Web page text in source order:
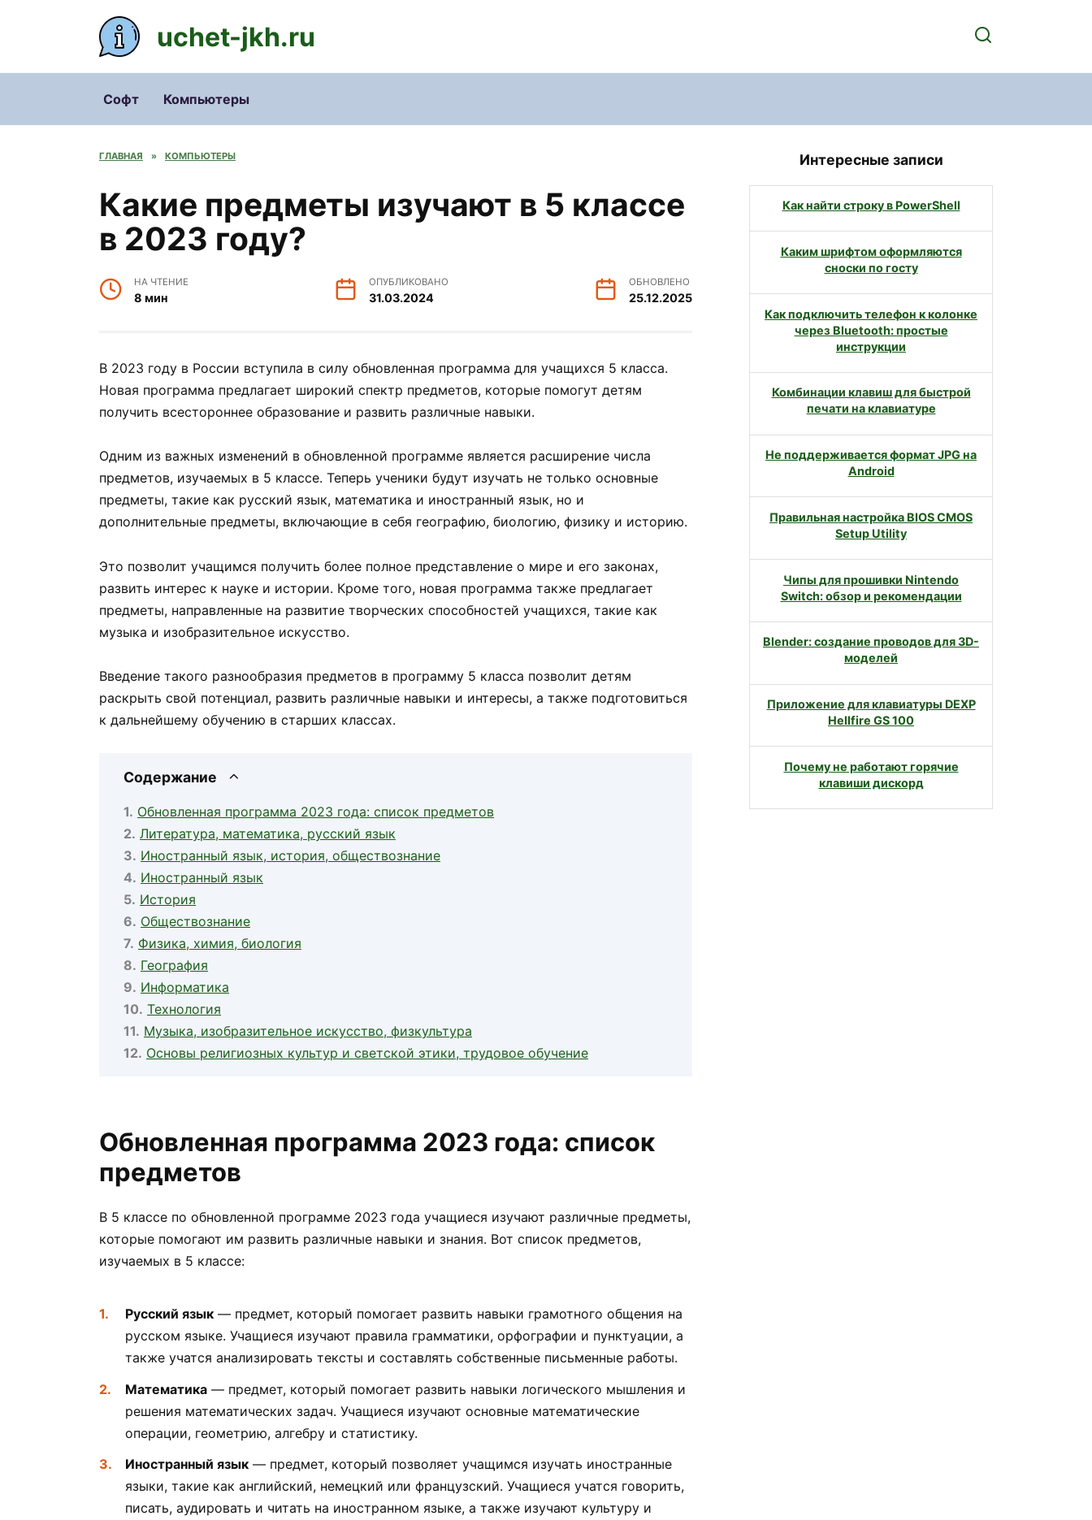
uchet-jkh.ru
Софт Компьютеры
ГЛАВНАЯ » КОМПЬЮТЕРЫ
Какие предметы изучают в 5 классе
в 2023 году?
НА ЧТЕНИЕ
8 мин
ОПУБЛИКОВАНО
31.03.2024
ОБНОВЛЕНО
25.12.2025
В 2023 году в России вступила в силу обновленная программа для учащихся 5 класса.
Новая программа предлагает широкий спектр предметов, которые помогут детям
получить всестороннее образование и развить различные навыки.
Одним из важных изменений в обновленной программе является расширение числа
предметов, изучаемых в 5 классе. Теперь ученики будут изучать не только основные
предметы, такие как русский язык, математика и иностранный язык, но и
дополнительные предметы, включающие в себя географию, биологию, физику и историю.
Это позволит учащимся получить более полное представление о мире и его законах,
развить интерес к науке и истории. Кроме того, новая программа также предлагает
предметы, направленные на развитие творческих способностей учащихся, такие как
музыка и изобразительное искусство.
Введение такого разнообразия предметов в программу 5 класса позволит детям
раскрыть свой потенциал, развить различные навыки и интересы, а также подготовиться
к дальнейшему обучению в старших классах.
Содержание
Обновленная программа 2023 года: список предметов
Литература, математика, русский язык
Иностранный язык, история, обществознание
Иностранный язык
История
Обществознание
Физика, химия, биология
География
Информатика
Технология
Музыка, изобразительное искусство, физкультура
Основы религиозных культур и светской этики, трудовое обучение
Обновленная программа 2023 года: список
предметов
В 5 классе по обновленной программе 2023 года учащиеся изучают различные предметы,
которые помогают им развить различные навыки и знания. Вот список предметов,
изучаемых в 5 классе:
Русский язык — предмет, который помогает развить навыки грамотного общения на
русском языке. Учащиеся изучают правила грамматики, орфографии и пунктуации, а
также учатся анализировать тексты и составлять собственные письменные работы.
Математика — предмет, который помогает развить навыки логического мышления и
решения математических задач. Учащиеся изучают основные математические
операции, геометрию, алгебру и статистику.
Иностранный язык — предмет, который позволяет учащимся изучать иностранные
языки, такие как английский, немецкий или французский. Учащиеся учатся говорить,
писать, аудировать и читать на иностранном языке, а также изучают культуру и
Интересные записи
Как найти строку в PowerShell
Каким шрифтом оформляются
сноски по госту
Как подключить телефон к колонке
через Bluetooth: простые
инструкции
Комбинации клавиш для быстрой
печати на клавиатуре
Не поддерживается формат JPG на
Android
Правильная настройка BIOS CMOS
Setup Utility
Чипы для прошивки Nintendo
Switch: обзор и рекомендации
Blender: создание проводов для 3D-
моделей
Приложение для клавиатуры DEXP
Hellfire GS 100
Почему не работают горячие
клавиши дискорд